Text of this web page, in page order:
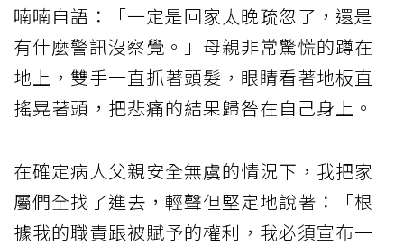
喃喃自語：「一定是回家太晚疏忽了，還是
有什麼警訊沒察覺。」母親非常驚慌的蹲在
地上，雙手一直抓著頭髮，眼睛看著地板直
搖晃著頭，把悲痛的結果歸咎在自己身上。
在確定病人父親安全無虞的情況下，我把家
屬們全找了進去，輕聲但堅定地說著：「根
據我的職責跟被賦予的權利，我必須宣布一